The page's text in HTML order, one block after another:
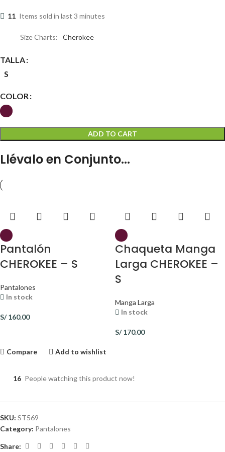
11 Items sold in last 3 minutes
Size Charts Cherokee
TALLA
S
COLOR
ADD TO CART
Llévalo en Conjunto...
Pantalón
CHEROKEE – S
Pantalones
In stock
S/160.00
Chaqueta Manga
Larga CHEROKEE –
S
Manga Larga
In stock
S/170.00
Compare Add to wishlist
16 People watching this product now!
SKU: ST569
Category: Pantalones
Share: